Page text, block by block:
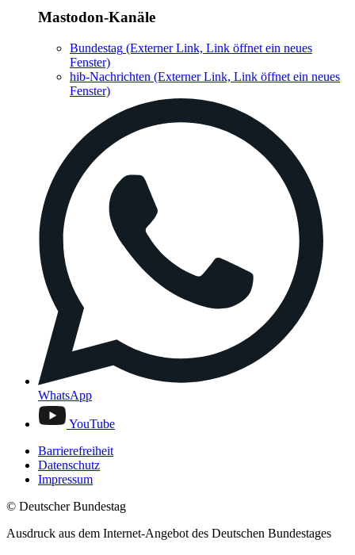
Mastodon-Kanäle
Bundestag (Externer Link, Link öffnet ein neues
Fenster)
hib-Nachrichten (Externer Link, Link öffnet ein neues
Fenster)
WhatsApp
YouTube
Barrierefreiheit
Datenschutz
Impressum
© Deutscher Bundestag
Ausdruck aus dem Internet-Angebot des Deutschen Bundestages